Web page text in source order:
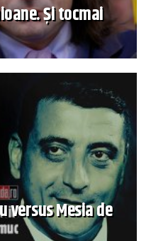
Și tocmai
versus Mesia de